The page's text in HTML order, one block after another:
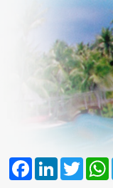
FacebookLinkedInTwitter